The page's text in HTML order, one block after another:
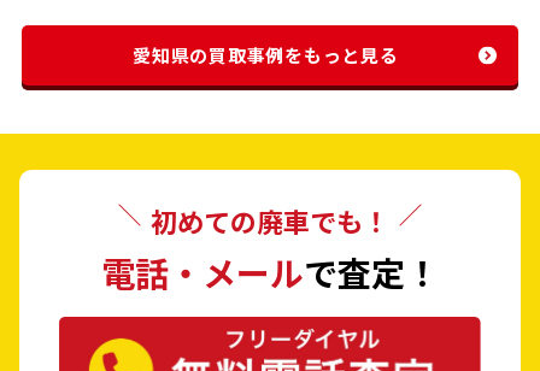
愛知県の買取事例をもっと見る
初めての廃車でも！
電話・メールで査定！